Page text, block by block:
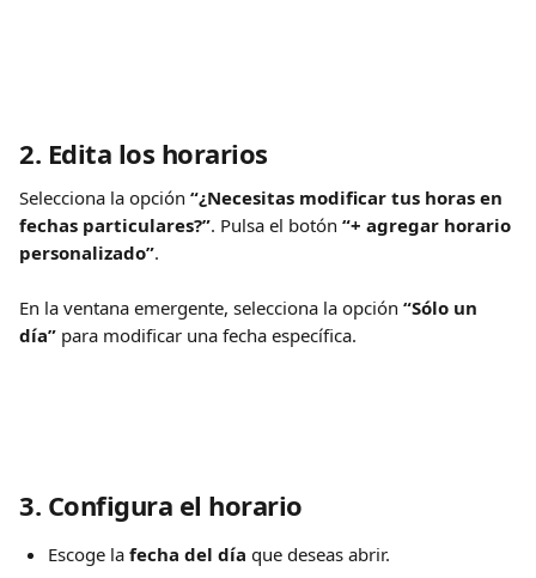
2. Edita los horarios
Selecciona la opción “¿Necesitas modificar tus horas en
fechas particulares?”. Pulsa el botón “+ agregar horario
personalizado”.
En la ventana emergente, selecciona la opción “Sólo un
día” para modificar una fecha específica.
3. Configura el horario
Escoge la fecha del día que deseas abrir.